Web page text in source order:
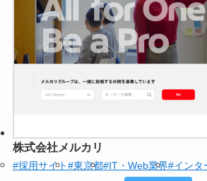
株式会社メルカリ
#採用サイト#東京都#IT・Web業界#インタ